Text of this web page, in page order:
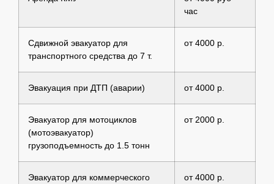
час
Сдвижной эвакуатор для
транспортного средства до 7 т.
от 4000 р.
Эвакуация при ДТП (аварии) от 4000 р.
Эвакуатор для мотоциклов
(мотоэвакуатор)
грузоподъемность до 1.5 тонн
от 2000 р.
Эвакуатор для коммерческого
от 4000 р.